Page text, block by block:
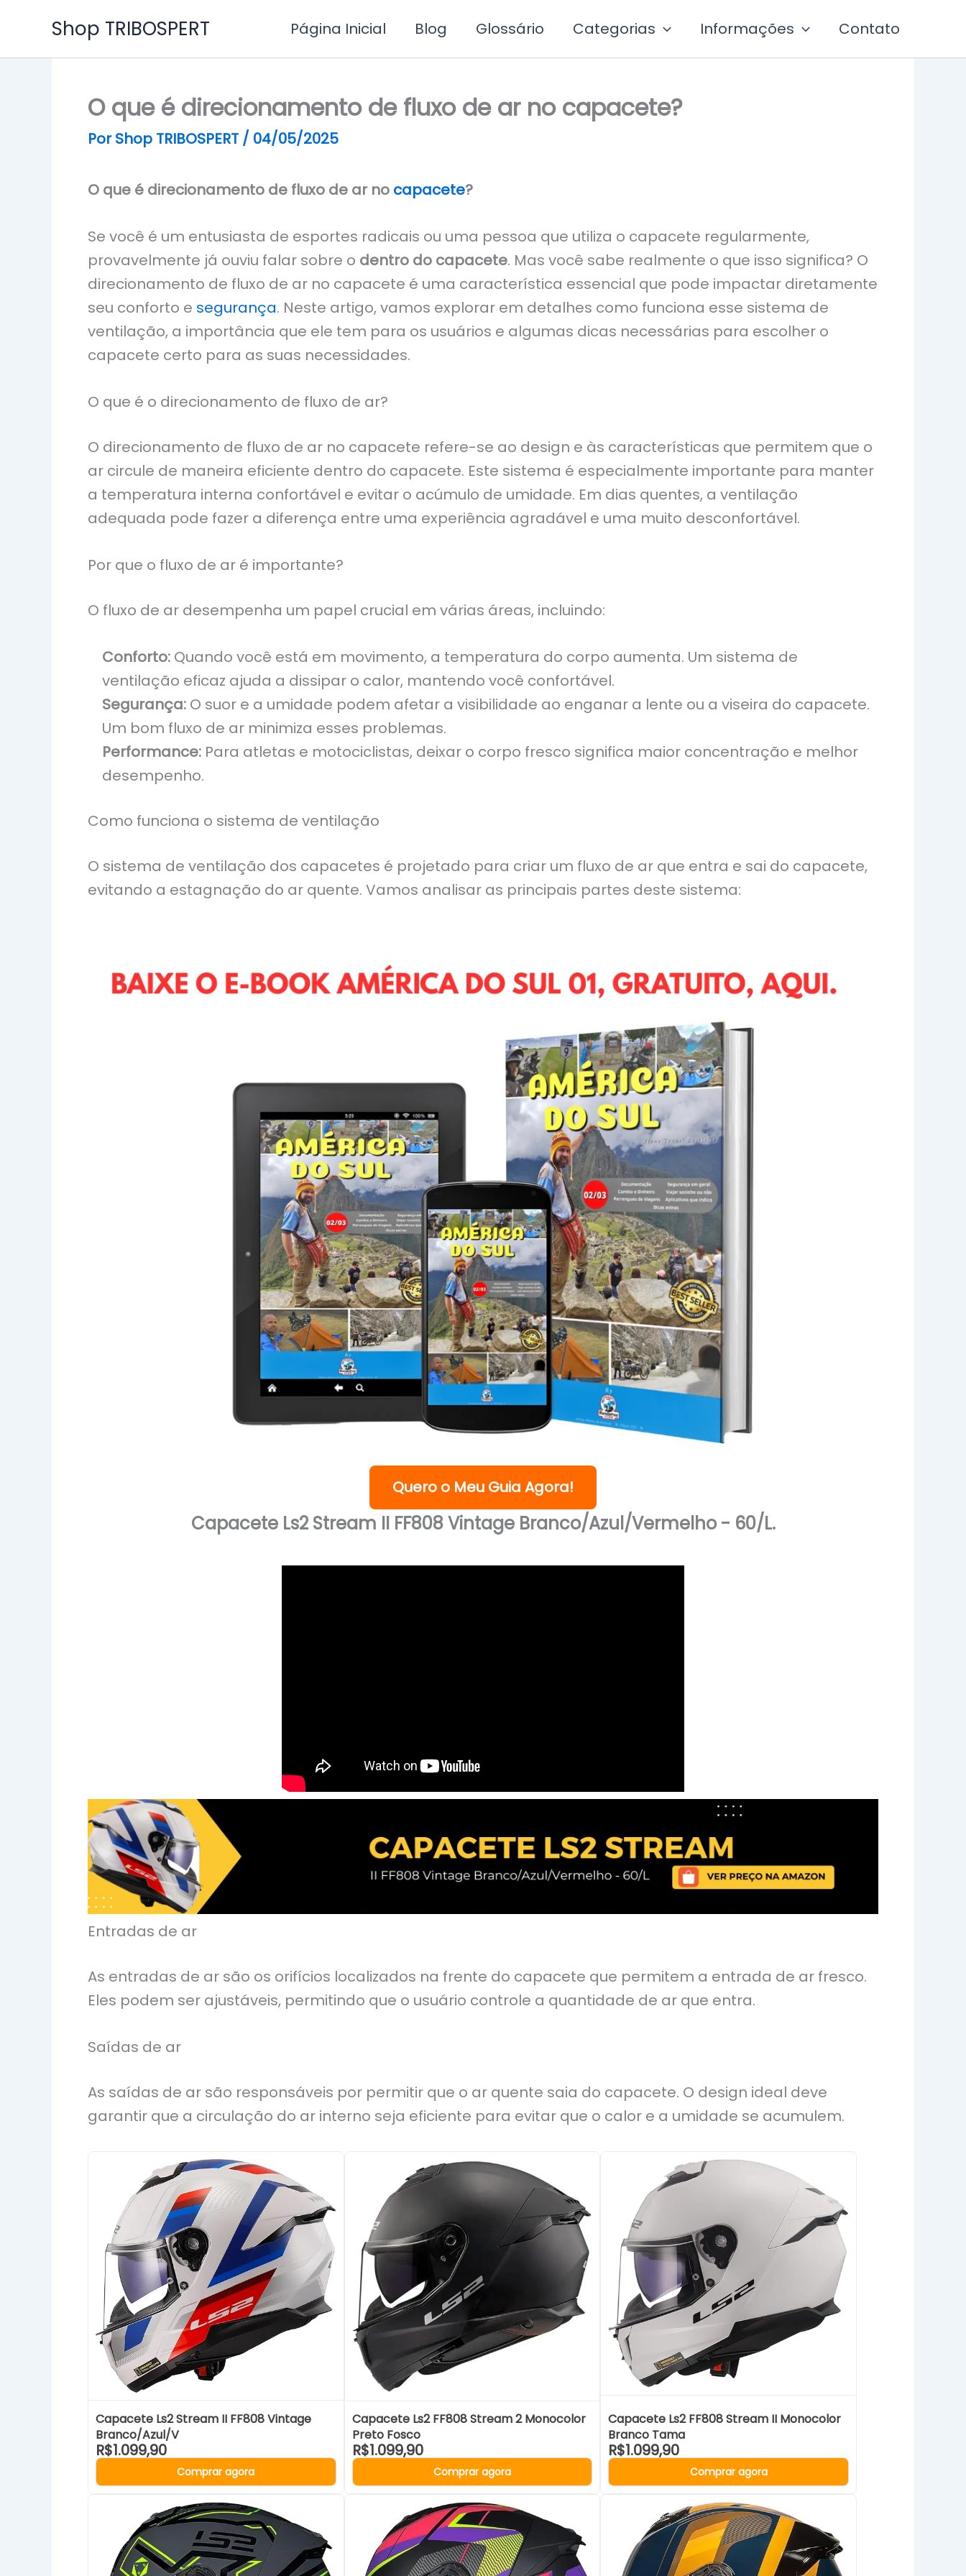
o
Shop TRIBOSPERT Página Inicial Blog Glossário Categorias Informações Contato
O que é direcionamento de fluxo de ar no capacete?
PorShop TRIBOSPERT / 04/05/2025
O que é direcionamento de fluxo de ar no capacete?
Se você é um entusiasta de esportes radicais ou uma pessoa que utiliza o capacete regularmente,
provavelmente já ouviu falar sobre o dentro do capacete. Mas você sabe realmente o que isso significa? O
direcionamento de fluxo de ar no capacete é uma característica essencial que pode impactar diretamente
seu conforto e segurança. Neste artigo, vamos explorar em detalhes como funciona esse sistema de
ventilação, a importância que ele tem para os usuários e algumas dicas necessárias para escolher o
capacete certo para as suas necessidades.
O que é o direcionamento de fluxo de ar?
O direcionamento de fluxo de ar no capacete refere-se ao design e às características que permitem que o
ar circule de maneira eficiente dentro do capacete. Este sistema é especialmente importante para manter
a temperatura interna confortável e evitar o acúmulo de umidade. Em dias quentes, a ventilação
adequada pode fazer a diferença entre uma experiência agradável e uma muito desconfortável.
Por que o fluxo de ar é importante?
O fluxo de ar desempenha um papel crucial em várias áreas, incluindo:
Conforto: Quando você está em movimento, a temperatura do corpo aumenta. Um sistema de
ventilação eficaz ajuda a dissipar o calor, mantendo você confortável.
Segurança: O suor e a umidade podem afetar a visibilidade ao enganar a lente ou a viseira do capacete.
Um bom fluxo de ar minimiza esses problemas.
Performance: Para atletas e motociclistas, deixar o corpo fresco significa maior concentração e melhor
desempenho.
Como funciona o sistema de ventilação
O sistema de ventilação dos capacetes é projetado para criar um fluxo de ar que entra e sai do capacete,
evitando a estagnação do ar quente. Vamos analisar as principais partes deste sistema:
Quero o Meu Guia Agora!
Capacete Ls2 Stream II FF808 Vintage Branco/Azul/Vermelho - 60/L.
Entradas de ar
As entradas de ar são os orifícios localizados na frente do capacete que permitem a entrada de ar fresco.
Eles podem ser ajustáveis, permitindo que o usuário controle a quantidade de ar que entra.
Saídas de ar
As saídas de ar são responsáveis por permitir que o ar quente saia do capacete. O design ideal deve
garantir que a circulação do ar interno seja eficiente para evitar que o calor e a umidade se acumulem.
Capacete Ls2 Stream II FF808 Vintage
Branco/Azul/V
R$1.099,90
Comprar agora
Capacete Ls2 FF808 Stream 2 Monocolor
Preto Fosco
R$1.099,90
Comprar agora
Capacete Ls2 FF808 Stream II Monocolor
Branco Tama
R$1.099,90
Comprar agora